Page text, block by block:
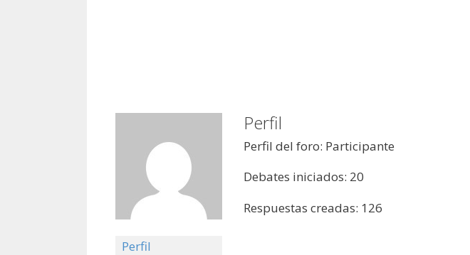
Perfil
Perfil
Perfil del foro: Participante
Debates iniciados: 20
Respuestas creadas: 126